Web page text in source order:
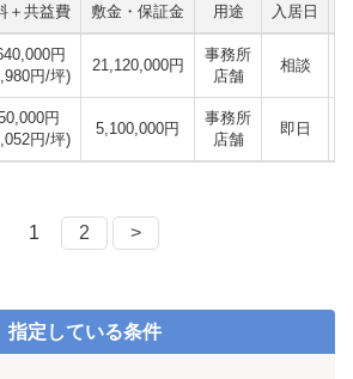
＋共益費 敷金・保証金 用途 入居日
円
円/坪)
21,120,000円
事務所
店舗
相談
円
円/坪)
5,100,000円
事務所
店舗
即日
1 2 >
指定している条件